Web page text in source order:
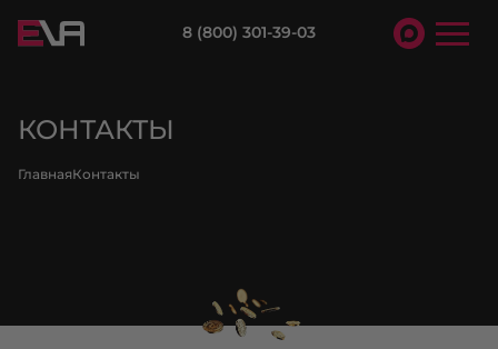
8 (800) 301-39-03
КОНТАКТЫ
ГлавнаяКонтакты